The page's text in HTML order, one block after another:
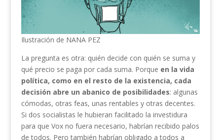
Ilustración de NANA PEZ
La pregunta es otra: quién decide con quién se suma y
qué precio se paga por cada suma. Porque en la vida
política, como en el resto de la existencia, cada
decisión abre un abanico de posibilidades: algunas
cómodas, otras feas, unas rentables y otras decentes.
Si dos socialistas le hubieran facilitado la investidura
para que Vox no fuera necesario, habrían recibido palos
de todos. Pero también habrían obligado a todos a